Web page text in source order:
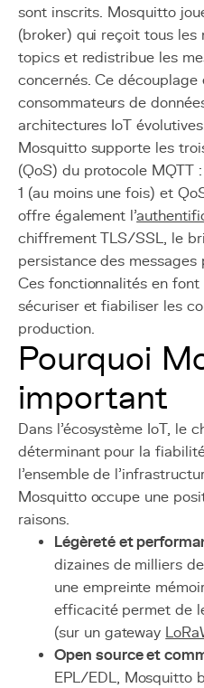
sont inscrits. Mosquitto
(broker) qui reçoit tous les
topics et redistribue les
concernés. Ce
consommateurs de
architectures IoT
Mosquitto supporte les
(QoS) du protocole MQTT
1 (au moins une fois) et
offre également l'
chiffrement TLS/SSL, le
persistance des
Ces fonctionnalités en
sécuriser et fiabiliser les
production.
Pourquoi
important
Dans l'écosystème IoT, le
déterminant pour la
l'ensemble de
Mosquitto occupe une
raisons.
Légèreté et
dizaines de milliers
une empreinte
efficacité permet de
(sur un gateway
Open source et
EPL/EDL, Mosquitto